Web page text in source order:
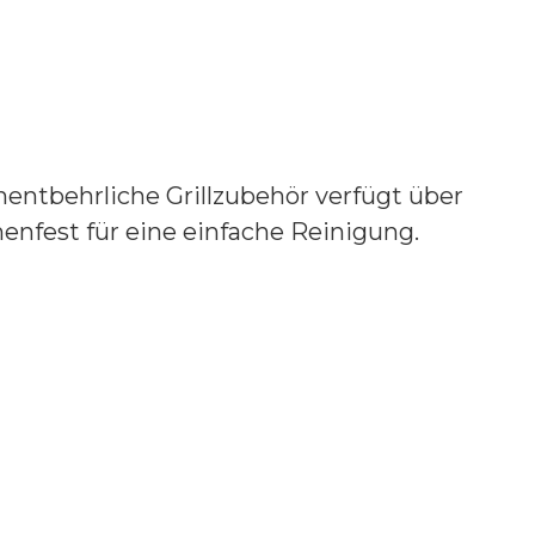
Grillzubehör verfügt über
für eine einfache Reinigung.